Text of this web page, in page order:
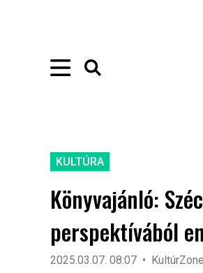
KULTÚRA
Könyvajánló:
perspektívából
2025.03.07. 08:07 KultúrZone